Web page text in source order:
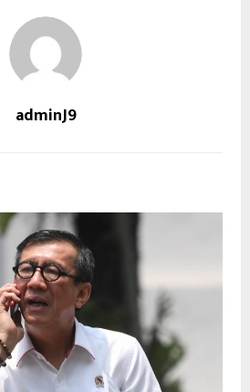
adminJ9